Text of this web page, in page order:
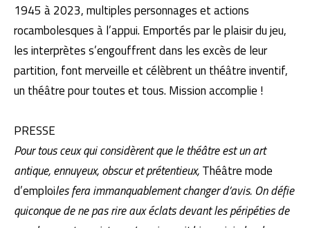
1945 à 2023, multiples personnages et actions
rocambolesques à l’appui. Emportés par le plaisir du jeu,
les interprètes s’engouffrent dans les excès de leur
partition, font merveille et célèbrent un théâtre inventif,
un théâtre pour toutes et tous. Mission accomplie !
PRESSE
Pour tous ceux qui considèrent que le théâtre est un art
antique, ennuyeux, obscur et prétentieux,Théâtre mode
d’emploiles fera immanquablement changer d’avis. On défie
quiconque de ne pas rire aux éclats devant les péripéties de